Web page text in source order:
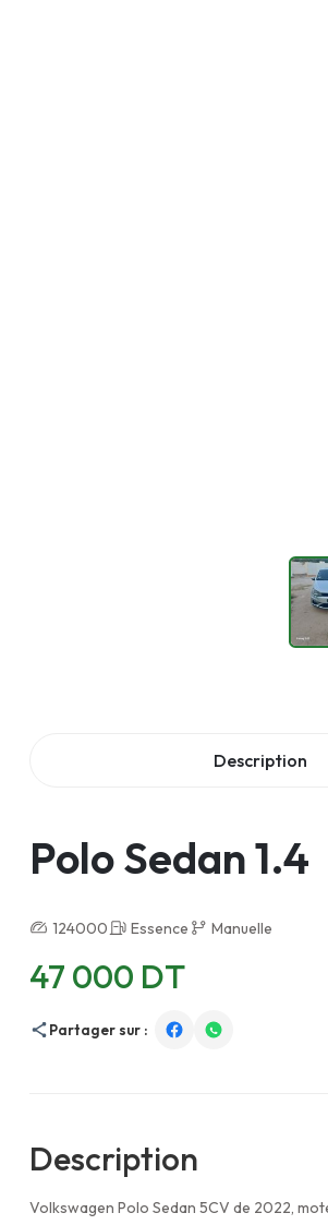
Description
Polo Sedan 1.4
124000 Essence Manuelle
47 000 DT
Partager sur :
Description
Volkswagen Polo Sedan 5CV de 2022,